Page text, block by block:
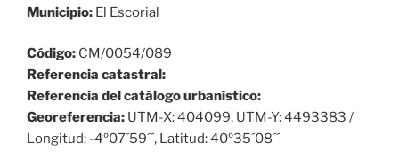
Municipio: El Escorial
Código: CM/0054/089
Referencia catastral:
Referencia del catálogo urbanístico:
Georeferencia: UTM-X: 404099, UTM-Y: 4493383 /
Longitud: -4º07´59´´, Latitud: 40º35´08´´